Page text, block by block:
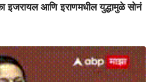
आणि इराणमधील युद्धामुळे सोनं